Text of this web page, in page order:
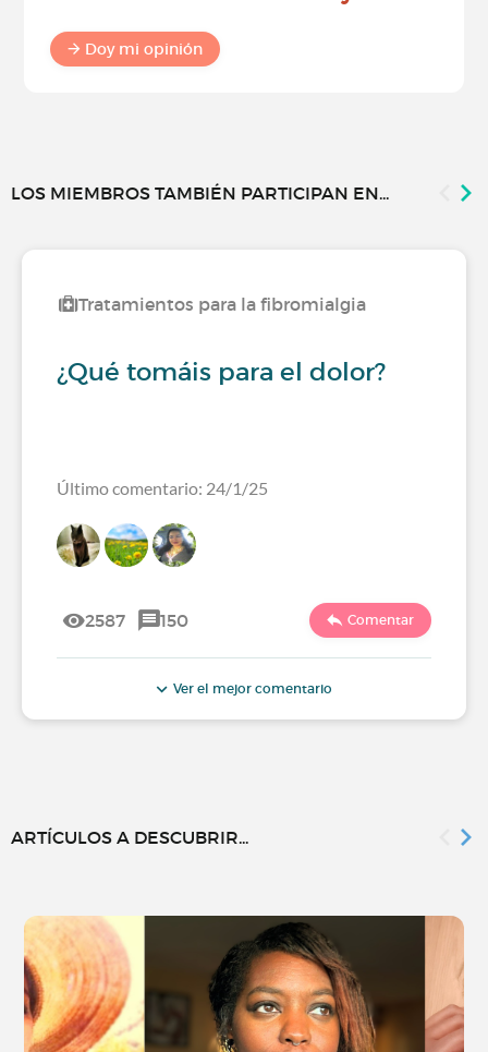
Doy mi opinión
LOS MIEMBROS TAMBIÉN PARTICIPAN EN...
Tratamientos para la fibromialgia
¿Qué tomáis para el dolor?
Último comentario: 24/1/25
2587 150 Comentar
Ver el mejor comentario
ARTÍCULOS A DESCUBRIR...